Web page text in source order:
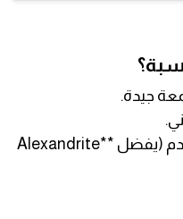
3. (اسألي عن نوع الجهاز) المستخدم (يفضل **Alexandrite